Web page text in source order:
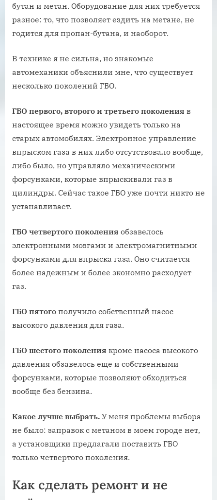
бутан и метан. Оборудование для них требуется
разное: то, что позволяет ездить на метане, не
годится для пропан-бутана, и наоборот.
В технике я не сильна, но знакомые
автомеханики объяснили мне, что существует
несколько поколений ГБО.
ГБО первого, второго и третьего поколения в
настоящее время можно увидеть только на
старых автомобилях. Электронное управление
впрыском газа в них либо отсутствовало вообще,
либо было, но управляло механическими
форсунками, которые впрыскивали газ в
цилиндры. Сейчас такое ГБО уже почти никто не
устанавливает.
ГБО четвертого поколения обзавелось
электронными мозгами и электромагнитными
форсунками для впрыска газа. Оно считается
более надежным и более экономно расходует
газ.
ГБО пятого получило собственный насос
высокого давления для газа.
ГБО шестого поколения кроме насоса высокого
давления обзавелось еще и собственными
форсунками, которые позволяют обходиться
вообще без бензина.
Какое лучше выбрать. У меня проблемы выбора
не было: заправок с метаном в моем городе нет,
а установщики предлагали поставить ГБО
только четвертого поколения.
Как сделать ремонт и не